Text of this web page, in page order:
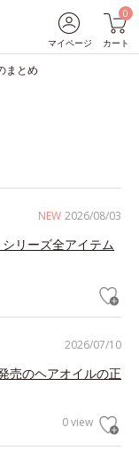
マイページ
0
カート
まとめ
NEW 2026/08/03
リーズ全アイテム
2026/07/10
売のヘアオイルの正
0 view